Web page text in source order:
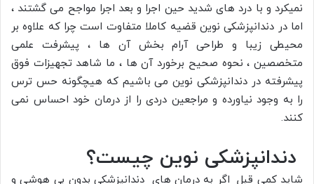
نمیکرد و با درد های شدید حین اجرا و بعد اجرا مواجح می گشتند ،
اما در دندانپزشکی نوین قضیه کاملا متفاوت است چرا که علاوه بر
محیطی زیبا و طراحی آرام بخش آن ها ، پیشرفت علمی
متخصصین ، نحوه صحیح برخورد آن ها ، ما شاهد تجهیزات فوق
پیشرفته در دندانپزشکی نوین می باشیم که هیچگونه حس ترس
را به وجود نیاورده و مراجعین دردی را از درمان خود احساس نمی
کنند.
دندانپزشکی نوین چیست؟
شاید کمی قبل اگر به درمان های دندانپزشکی بدون بی هوشی و